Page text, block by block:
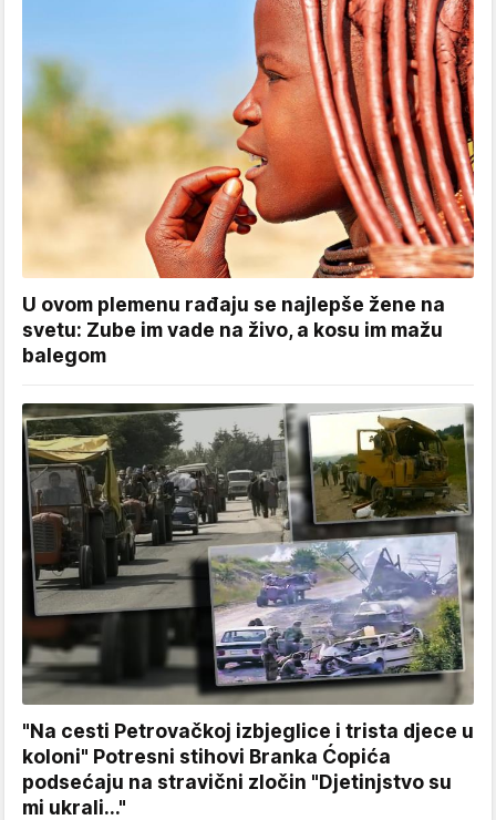
U ovom plemenu rađaju se najlepše žene na
svetu: Zube im vade na živo, a kosu im mažu
balegom
"Na cesti Petrovačkoj izbjeglice i trista djece u
koloni" Potresni stihovi Branka Ćopića
podsećaju na stravični zločin "Djetinjstvo su
mi ukrali..."